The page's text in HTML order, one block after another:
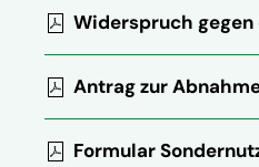
Widerspruch
Antrag zur
Formular